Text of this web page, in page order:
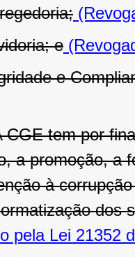
e
e
CGE tem por
a promoção, a
à
dos
pela Lei 21352